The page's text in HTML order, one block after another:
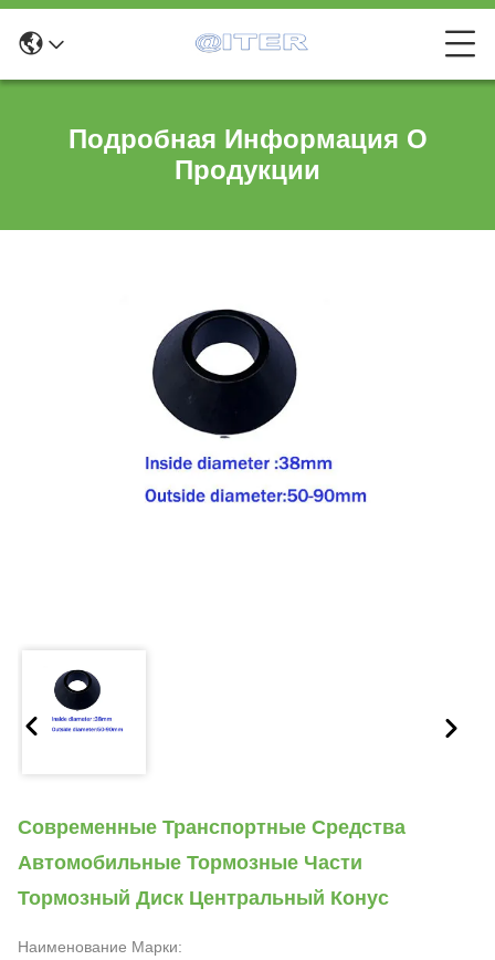
Подробная Информация О
Продукции
Современные Транспортные Средства
Автомобильные Тормозные Части
Тормозный Диск Центральный Конус
Наименование Марки: